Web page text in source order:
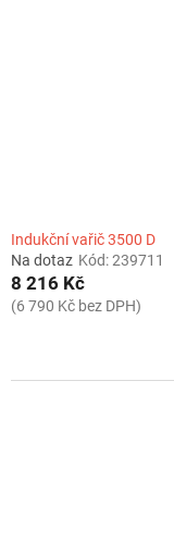
Indukční vařič 3500 D
Na dotaz Kód:239711
8 216 Kč
(6 790 Kč bez DPH)